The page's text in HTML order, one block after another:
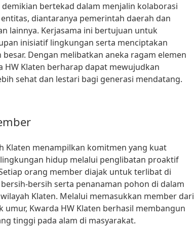
demikian bertekad dalam menjalin kolaborasi
diantaranya pemerintah daerah dan
lainnya. Kerjasama ini bertujuan untuk
inisiatif lingkungan serta menciptakan
Dengan melibatkan aneka ragam elemen
HW Klaten berharap dapat mewujudkan
sehat dan lestari bagi generasi mendatang.
Klaten menampilkan komitmen yang kuat
hidup melalui penglibatan proaktif
orang member diajak untuk terlibat di
bersih serta penanaman pohon di dalam
Klaten. Melalui memasukkan member dari
umur, Kwarda HW Klaten berhasil membangun
tinggi pada alam di masyarakat.